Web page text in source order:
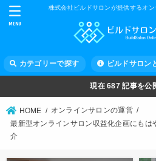
株式会社ビルドサロンが提供するオ
カテゴリーで探す ビルドサロン
MENU
現在687 記事を公
HOME
オンラインサロンの運営
最新型オンラインサロン収益化企画にもは
介